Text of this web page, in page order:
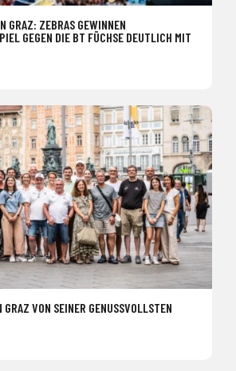
GRAZ: ZEBRAS GEWINNEN
GEGEN DIE BT FÜCHSE DEUTLICH MIT
VON SEINER GENUSSVOLLSTEN